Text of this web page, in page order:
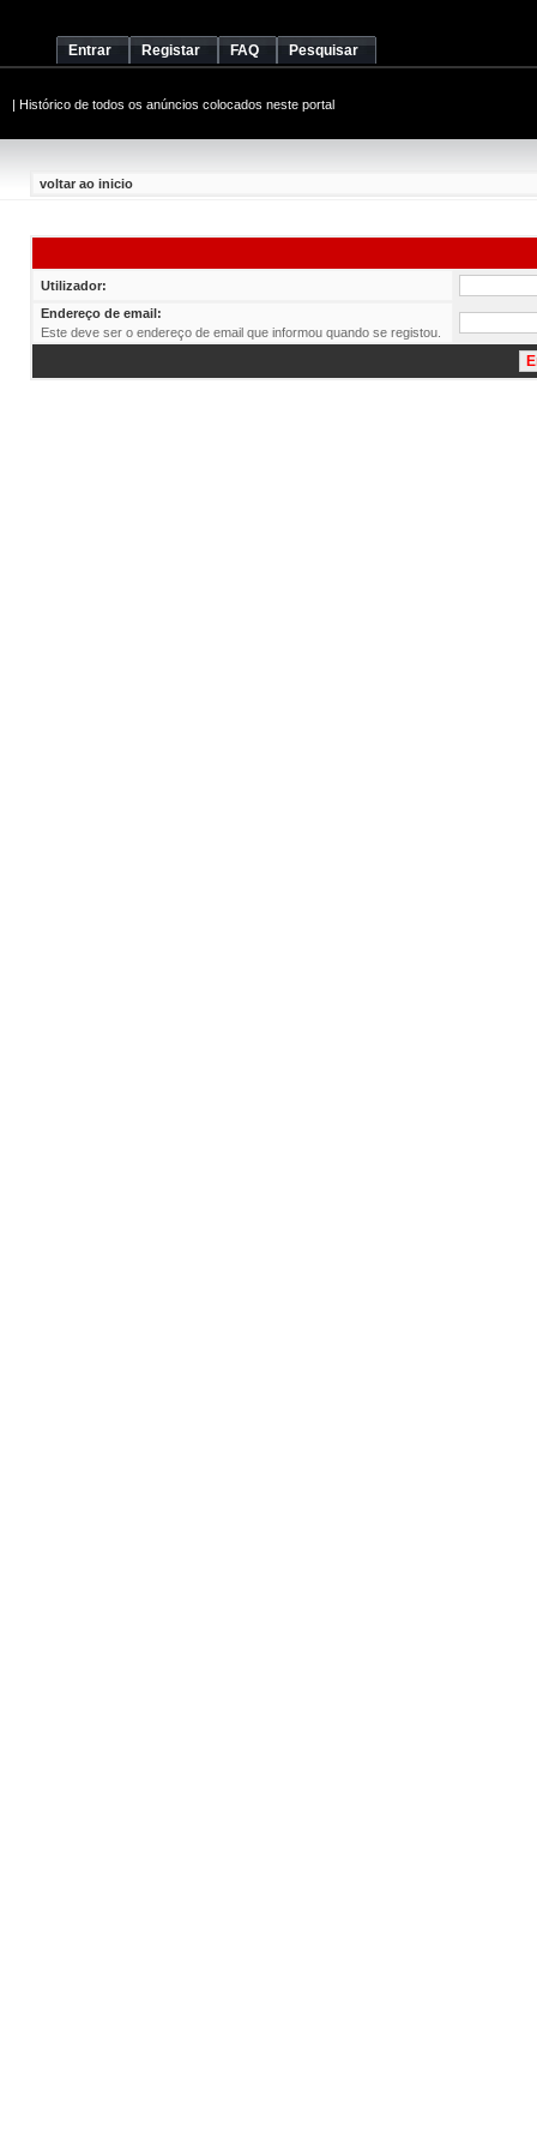
Entrar Registar FAQ Pesquisar
| Histórico de todos os anúncios colocados neste portal
voltar ao inicio
Utilizador:
Endereço de email:
Este deve ser o endereço de email que informou quando se registou.